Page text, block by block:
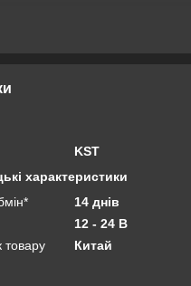
KST
характеристики
14 днів
12 - 24 В
товару
Китай